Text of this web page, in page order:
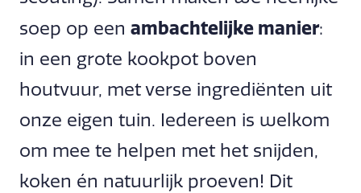
soep op een ambachtelijke manier:
in een grote kookpot boven
houtvuur, met verse ingrediënten uit
onze eigen tuin. Iedereen is welkom
om mee te helpen met het snijden,
koken én natuurlijk proeven! Dit